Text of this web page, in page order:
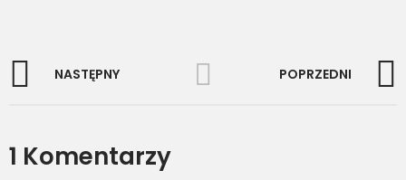
NASTĘPNY POPRZEDNI
1 Komentarzy